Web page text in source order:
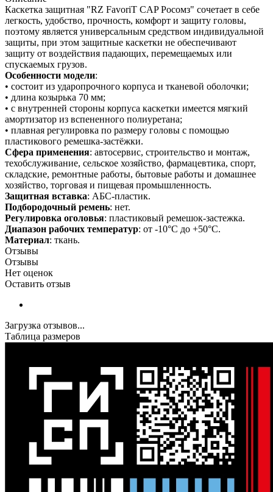
Каскетка защитная "RZ FavoriT CAP Росомз" сочетает в себе
легкость, удобство, прочность, комфорт и защиту головы,
поэтому является универсальным средством индивидуальной
защиты, при этом защитные каскетки не обеспечивают
защиту от воздействия падающих, перемещаемых или
спускаемых грузов.
Особенности модели:
• состоит из ударопрочного корпуса и тканевой оболочки;
• длина козырька 70 мм;
• с внутренней стороны корпуса каскетки имеется мягкий
амортизатор из вспененного полиуретана;
• плавная регулировка по размеру головы с помощью
пластикового ремешка-застёжки.
Сфера применения: автосервис, строительство и монтаж,
техобслуживание, сельское хозяйство, фармацевтика, спорт,
складские, ремонтные работы, бытовые работы и домашнее
хозяйство, торговая и пищевая промышленность.
Защитная вставка: АБС-пластик.
Подбородочный ремень: нет.
Регулировка оголовья: пластиковый ремешок-застежка.
Диапазон рабочих температур: от -10°С до +50°С.
Материал: ткань.
Отзывы
Отзывы
Нет оценок
Оставить отзыв
Загрузка отзывов...
Таблица размеров